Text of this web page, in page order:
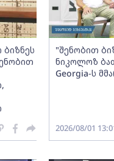
"შენობით
ნიკოლოზ
Georgia-ს
2026/08/01